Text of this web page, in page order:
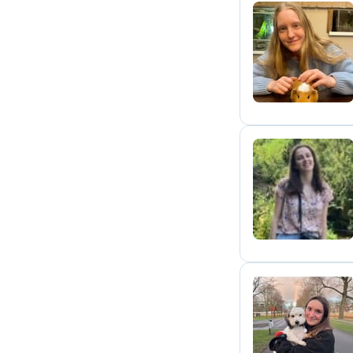
S
J
F